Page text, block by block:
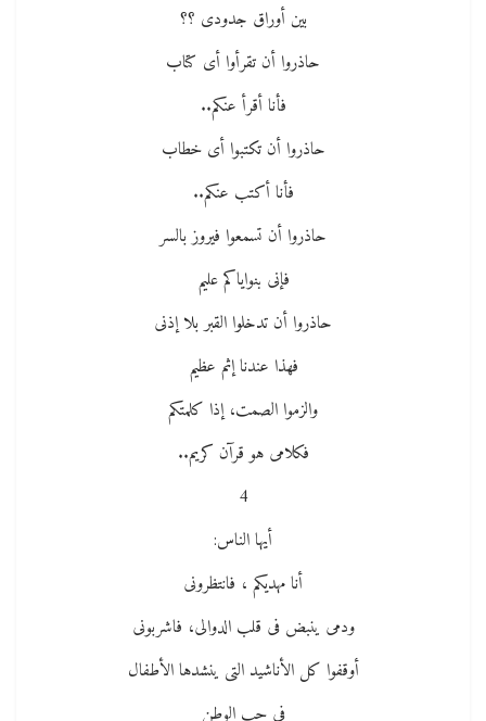
بين أوراق جدودى ؟؟
حاذروا أن تقرأوا أى كتاب
فأنا أقرأ عنكم..
حاذروا أن تكتبوا أى خطاب
فأنا أكتب عنكم..
حاذروا أن تسمعوا فيروز بالسر
فإنى بنواياكم عليم
حاذروا أن تدخلوا القبر بلا إذنى
فهذا عندنا إثم عظيم
والزموا الصمت، إذا كلمتكم
فكلامى هو قرآن كريم..
4
أيها الناس:
أنا مهديكم ، فانتظرونى
ودمى ينبض فى قلب الدوالى، فاشربونى
أوقفوا كل الأناشيد التى ينشدها الأطفال
فى حب الوطن